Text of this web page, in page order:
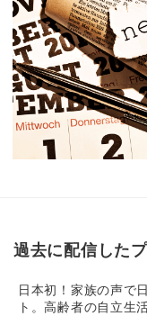
過去に配信した
日本初！家族の声で
ト。高齢者の自立生